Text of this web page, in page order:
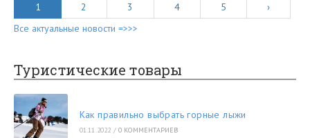
1 2 3 4 5
›
Все актуальные новости =>>>
Туристические товары
Как правильно выбрать горные лыжи
01.11.2022 / 0 КОММЕНТАРИЕВ